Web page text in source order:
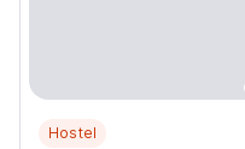
Hostel